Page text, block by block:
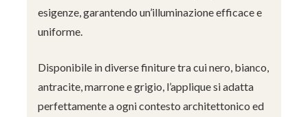
esigenze, garantendo un’illuminazione efficace e
uniforme.
Disponibile in diverse finiture tra cui nero, bianco,
antracite, marrone e grigio, l’applique si adatta
perfettamente a ogni contesto architettonico ed